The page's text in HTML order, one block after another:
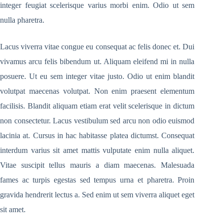
integer feugiat scelerisque varius morbi enim. Odio ut sem
nulla pharetra.
Lacus viverra vitae congue eu consequat ac felis donec et. Dui
vivamus arcu felis bibendum ut. Aliquam eleifend mi in nulla
posuere. Ut eu sem integer vitae justo. Odio ut enim blandit
volutpat maecenas volutpat. Non enim praesent elementum
facilisis. Blandit aliquam etiam erat velit scelerisque in dictum
non consectetur. Lacus vestibulum sed arcu non odio euismod
lacinia at. Cursus in hac habitasse platea dictumst. Consequat
interdum varius sit amet mattis vulputate enim nulla aliquet.
Vitae suscipit tellus mauris a diam maecenas. Malesuada
fames ac turpis egestas sed tempus urna et pharetra. Proin
gravida hendrerit lectus a. Sed enim ut sem viverra aliquet eget
sit amet.